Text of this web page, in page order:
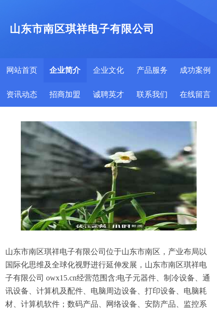
山东市南区琪祥电子有限公司
网站首页 企业简介 企业文化 产品服务 成功案例
资讯动态 招商加盟 诚聘英才 联系我们 在线留言
山东市南区琪祥电子有限公司位于山东市南区，产业布局以
国际化思维及全球化视野进行延伸发展，山东市南区琪祥电
子有限公司 owx15.cn经营范围含:电子元器件、制冷设备、通
讯设备、计算机及配件、电脑周边设备、打印设备、电脑耗
材、计算机软件；数码产品、网络设备、安防产品、监控系